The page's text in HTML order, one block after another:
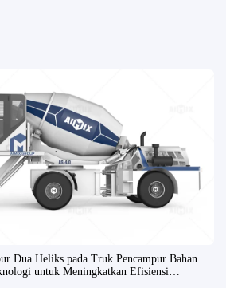
Dua Heliks pada Truk Pencampur Bahan
untuk Meningkatkan Efisiensi